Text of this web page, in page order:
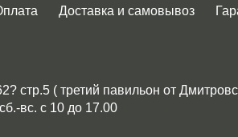
Доставка и самовывоз
стр.5 ( третий павильон от
вс. с 10 до 17.00